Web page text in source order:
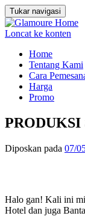
Tukar navigasi
Loncat ke konten
Home
Tentang Kami
Cara
Harga
Promo
PRODUKSI
Diposkan pada 07/
Halo gan! Kali ini
Hotel dan juga